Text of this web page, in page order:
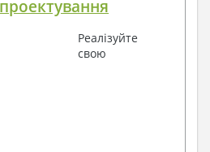
Реалізуйте
свою